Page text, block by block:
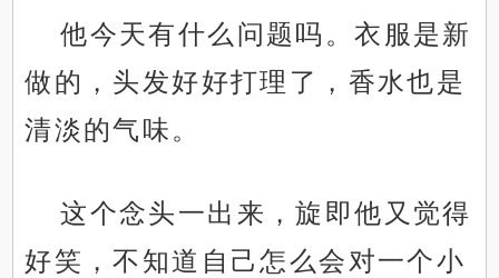
他今天有什么问题吗。衣服是新
做的，头发好好打理了，香水也是
清淡的气味。
这个念头一出来，旋即他又觉得
好笑，不知道自己怎么会对一个小